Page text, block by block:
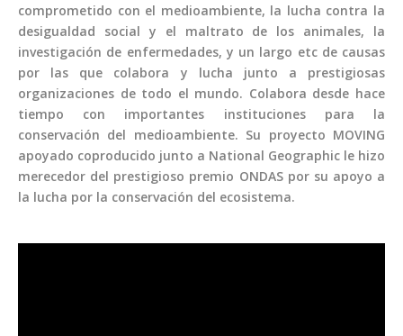
comprometido con el medioambiente, la lucha contra la
desigualdad social y el maltrato de los animales, la
investigación de enfermedades, y un largo etc de causas
por las que colabora y lucha junto a prestigiosas
organizaciones de todo el mundo. Colabora desde hace
tiempo con importantes instituciones para la
conservación del medioambiente. Su proyecto MOVING
apoyado coproducido junto a National Geographic le hizo
merecedor del prestigioso premio ONDAS por su apoyo a
la lucha por la conservación del ecosistema.